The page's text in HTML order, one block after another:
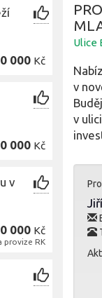
000 Kč
000 Kč
v
000 Kč
provize RK
Ulice
v
v